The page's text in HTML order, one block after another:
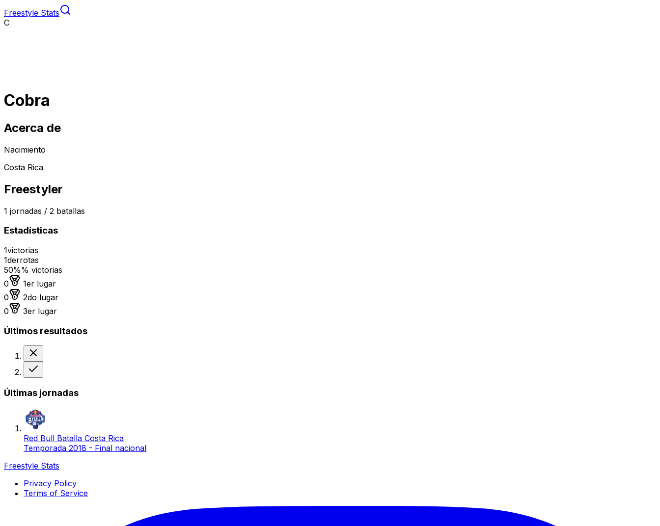
Freestyle Stats
C
Cobra
Acerca de
Nacimiento
Costa Rica
Freestyler
1 jornadas / 2 batallas
Estadísticas
1victorias
1derrotas
50%% victorias
0
Medalla de oro
1er lugar
0
Medalla de plata
2do lugar
0
Medalla de bronce
3er lugar
Últimos resultados
Últimas jornadas
Red Bull Batalla Costa Rica
Temporada 2018 - Final nacional
Freestyle Stats
Privacy Policy
Terms of Service